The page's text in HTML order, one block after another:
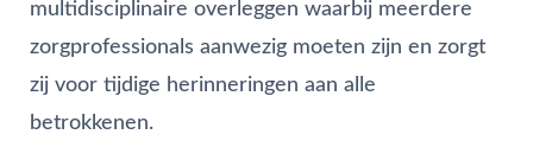
multidisciplinaire overleggen waarbij meerdere
zorgprofessionals aanwezig moeten zijn en zorgt
zij voor tijdige herinneringen aan alle
betrokkenen.